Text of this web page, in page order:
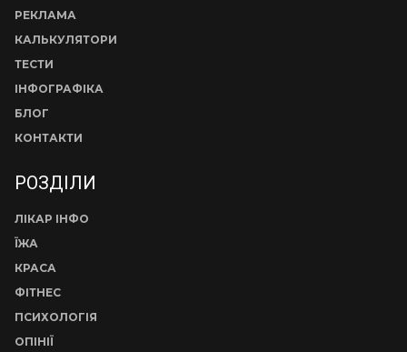
РЕКЛАМА
КАЛЬКУЛЯТОРИ
ТЕСТИ
ІНФОГРАФІКА
БЛОГ
КОНТАКТИ
РОЗДІЛИ
ЛІКАР ІНФО
ЇЖА
КРАСА
ФІТНЕС
ПСИХОЛОГІЯ
ОПІНІЇ